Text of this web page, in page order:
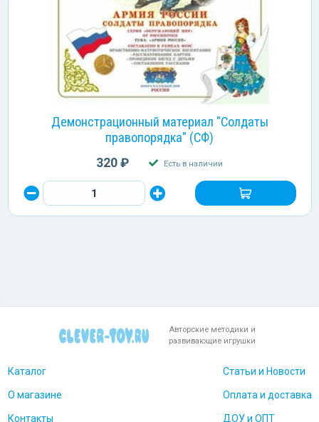
Демонстрационный материал "Солдаты
правопорядка" (СФ)
320 ₽ Есть в наличии
Авторские методики и
развивающие игрушки
Каталог
О магазине
Контакты
Статьи и Новости
Оплата и доставка
ДОУ и ОПТ